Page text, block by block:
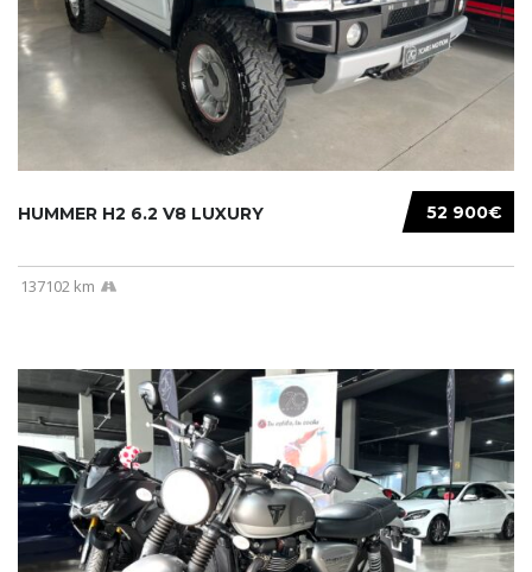
52 900€
HUMMER H2 6.2 V8 LUXURY
137102 km